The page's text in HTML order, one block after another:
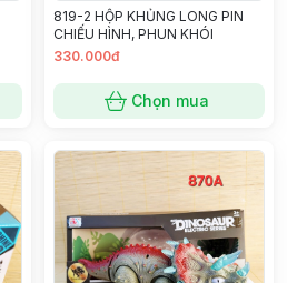
819-2 HỘP KHỦNG LONG PIN
CHIẾU HÌNH, PHUN KHÓI
330.000đ
Chọn mua